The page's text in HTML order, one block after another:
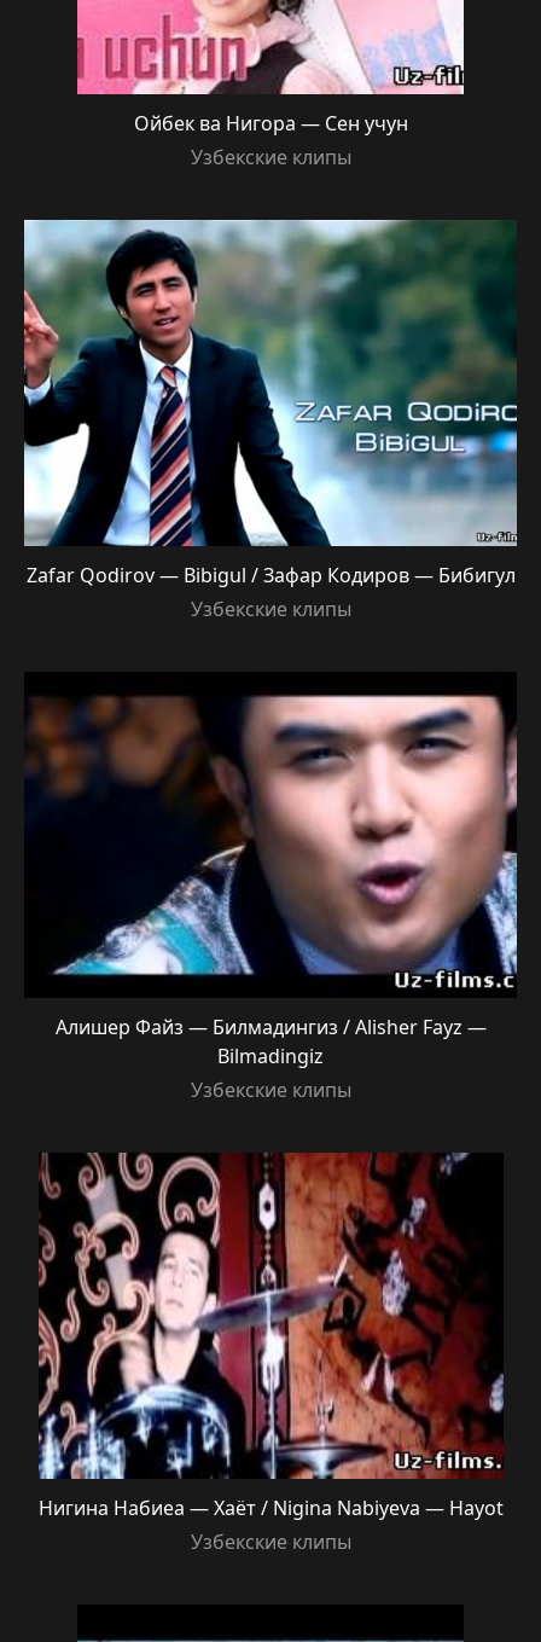
Ойбек ва Нигора — Сен учун
Узбекские клипы
Zafar Qodirov — Bibigul / Зафар Кодиров — Бибигул
Узбекские клипы
Алишер Файз — Билмадингиз / Alisher Fayz —
Bilmadingiz
Узбекские клипы
Нигина Набиеа — Хаёт / Nigina Nabiyeva — Hayot
Узбекские клипы